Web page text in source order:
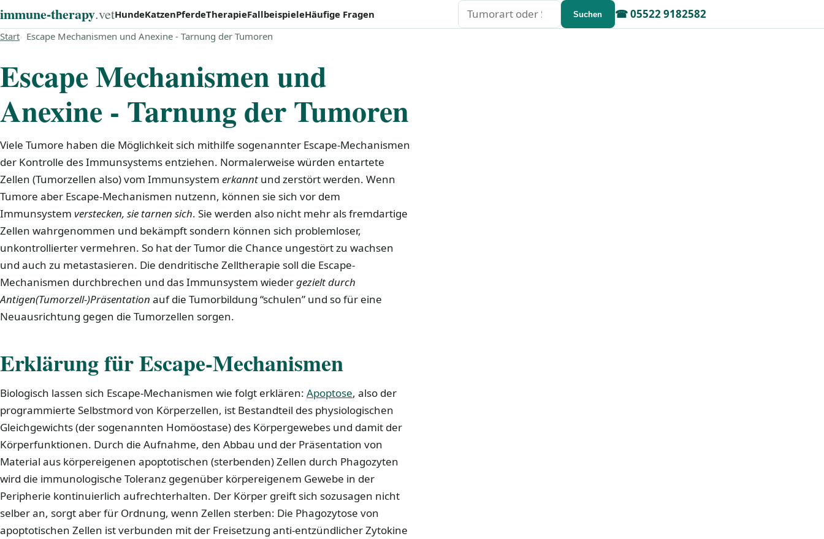
immune‑therapy.vet ☎05522 9182582
HundeKatzenPferdeTherapieFallbeispieleHäufige Fragen Suchen Suchen
Start Escape Mechanismen und Anexine - Tarnung der Tumoren
Escape Mechanismen und
Anexine - Tarnung der Tumoren
Viele Tumore haben die Möglichkeit sich mithilfe sogenannter Escape-Mechanismen
der Kontrolle des Immunsystems entziehen. Normalerweise würden entartete
Zellen (Tumorzellen also) vom Immunsystem erkannt und zerstört werden. Wenn
Tumore aber Escape-Mechanismen nutzenn, können sie sich vor dem
Immunsystem verstecken, sie tarnen sich. Sie werden also nicht mehr als fremdartige
Zellen wahrgenommen und bekämpft sondern können sich problemloser,
unkontrollierter vermehren. So hat der Tumor die Chance ungestört zu wachsen
und auch zu metastasieren. Die dendritische Zelltherapie soll die Escape-
Mechanismen durchbrechen und das Immunsystem wiedergezielt durch
Antigen(Tumorzell-)Präsentation auf die Tumorbildung “schulen” und so für eine
Neuausrichtung gegen die Tumorzellen sorgen.
Erklärung für Escape-Mechanismen
Biologisch lassen sich Escape-Mechanismen wie folgt erklären: Apoptose, also der
programmierte Selbstmord von Körperzellen, ist Bestandteil des physiologischen
Gleichgewichts (der sogenannten Homöostase) des Körpergewebes und damit der
Körperfunktionen. Durch die Aufnahme, den Abbau und der Präsentation von
Material aus körpereigenen apoptotischen (sterbenden) Zellen durch Phagozyten
wird die immunologische Toleranz gegenüber körpereigenem Gewebe in der
Peripherie kontinuierlich aufrechterhalten. Der Körper greift sich sozusagen nicht
selber an, sorgt aber für Ordnung, wenn Zellen sterben: Die Phagozytose von
apoptotischen Zellen ist verbunden mit der Freisetzung anti-entzündlicher Zytokine